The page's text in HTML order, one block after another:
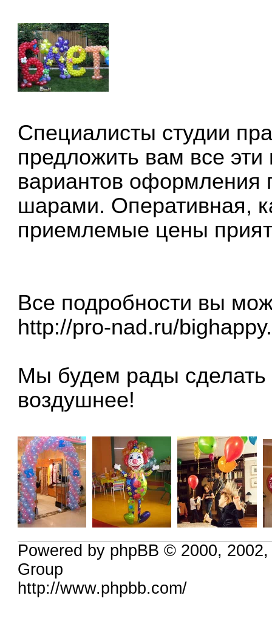
Специалисты студии
предложить вам все
вариантов
шарами. Оперативная,
приемлемые цены
Все подробности вы
http://pro-nad.ru/
Мы будем рады сделать
воздушнее!
Powered by phpBB © 2000,
Group
http://www.phpbb.com/